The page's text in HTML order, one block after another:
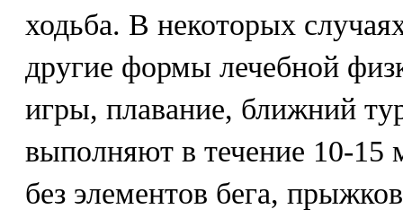
ходьба. В некоторых
другие формы лечебной
игры, плавание, ближний
выполняют в течение 10-15
без элементов бега,